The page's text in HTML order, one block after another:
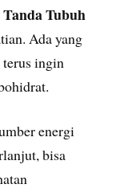
Tanda Tubuh
Ada yang
ingin
energi
bisa